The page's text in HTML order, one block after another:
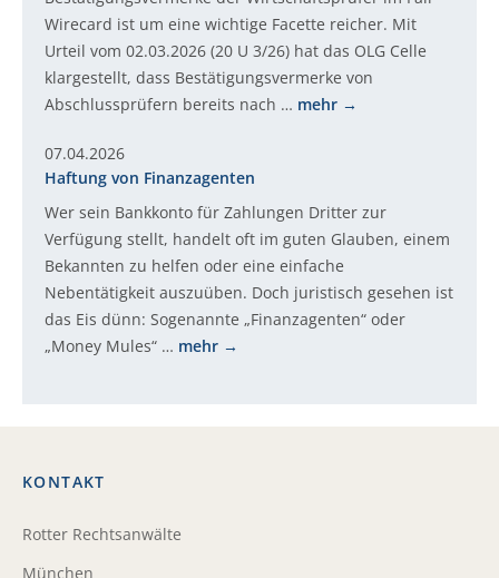
Wirecard ist um eine wichtige Facette reicher. Mit
Urteil vom 02.03.2026 (20 U 3/26) hat das OLG Celle
klargestellt, dass Bestätigungsvermerke von
Abschlussprüfern bereits nach … mehr
07.04.2026
Haftung von Finanzagenten
Wer sein Bankkonto für Zahlungen Dritter zur
Verfügung stellt, handelt oft im guten Glauben, einem
Bekannten zu helfen oder eine einfache
Nebentätigkeit auszuüben. Doch juristisch gesehen ist
das Eis dünn: Sogenannte „Finanzagenten“ oder
„Money Mules“ … mehr
KONTAKT
Rotter Rechtsanwälte
München